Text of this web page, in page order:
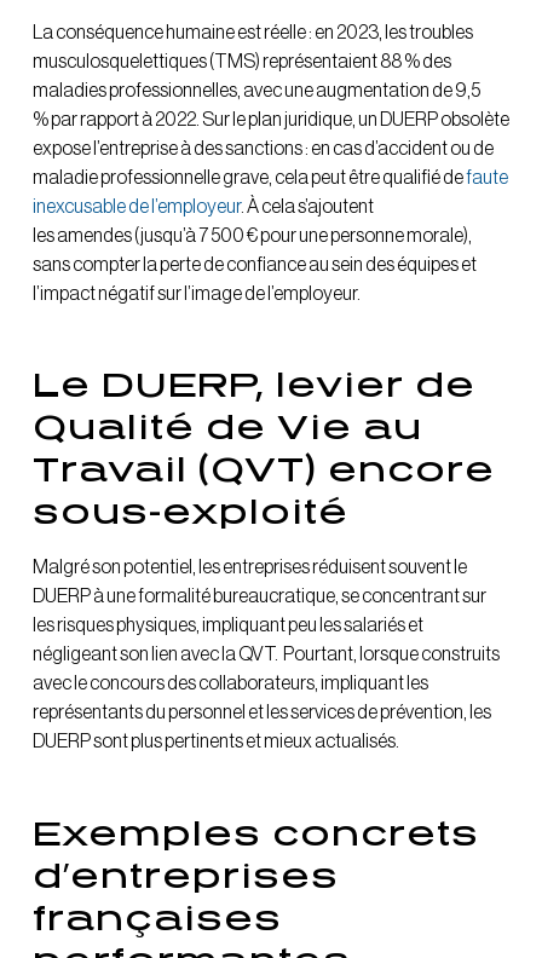
La conséquence humaine est réelle : en 2023, les troubles
musculosquelettiques (TMS) représentaient 88 % des
maladies professionnelles, avec une augmentation de 9,5
% par rapport à 2022. Sur le plan juridique, un DUERP obsolète
expose l’entreprise à des sanctions : en cas d’accident ou de
maladie professionnelle grave, cela peut être qualifié defaute
inexcusable de l’employeur. À cela s’ajoutent
les amendes (jusqu’à 7 500 € pour une personne morale),
sans compter la perte de confiance au sein des équipes et
l’impact négatif sur l’image de l’employeur.
Le DUERP, levier de
Qualité de Vie au
Travail (QVT) encore
sous-exploité
Malgré son potentiel, les entreprises réduisent souvent le
DUERP à une formalité bureaucratique, se concentrant sur
les risques physiques, impliquant peu les salariés et
négligeant son lien avec la QVT. Pourtant, lorsque construits
avec le concours des collaborateurs, impliquant les
représentants du personnel et les services de prévention, les
DUERP sont plus pertinents et mieux actualisés.
Exemples concrets
d’entreprises
françaises